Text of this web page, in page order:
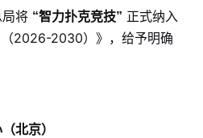
将 “智力扑克竞技” 正式纳入
（2026-2030）》，给予明确
北京）